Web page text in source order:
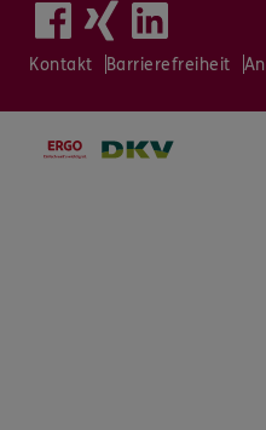
Kontakt Barrierefreiheit